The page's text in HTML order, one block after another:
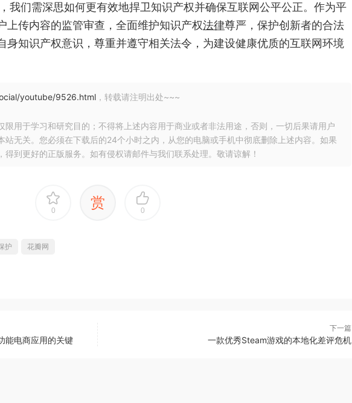
我们需深思如何更有效地捍卫知识产权并确保互联网公平公正。作为平
上传内容的监管审查，全面维护知识产权法律尊严，保护创新者的合法
身知识产权意识，尊重并遵守相关法令，为建设健康优质的互联网环境
youtube/9526.html ，转载请注明出处~~~
用于学习和研究目的；不得将上述内容用于商业或者非法用途，否则，一切后果请用户
站无关。您必须在下载后的24个小时之内，从您的电脑或手机中彻底删除上述内容。如果
到更好的正版服务。如有侵权请邮件与我们联系处理。敬请谅解！
0 赏 0
护 花瓣网
能电商应用的关键
下一篇
一款优秀Steam游戏的本地化差评危机